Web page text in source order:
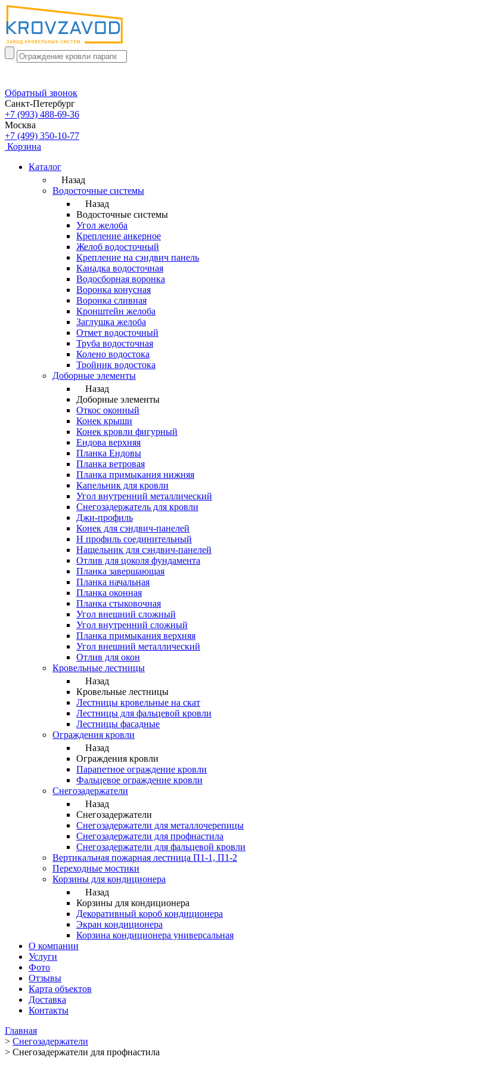
Обратный звонок
Санкт-Петербург
+7 (993) 488-69-36
Москва
+7 (499) 350-10-77
Корзина
Каталог
Назад
Водосточные системы
Назад
Водосточные системы
Угол желоба
Крепление анкерное
Желоб водосточный
Крепление на сэндвич панель
Канадка водосточная
Водосборная воронка
Воронка конусная
Воронка сливная
Кронштейн желоба
Заглушка желоба
Отмет водосточный
Труба водосточная
Колено водостока
Тройник водостока
Доборные элементы
Назад
Доборные элементы
Откос оконный
Конек крыши
Конек кровли фигурный
Ендова верхняя
Планка Ендовы
Планка ветровая
Планка примыкания нижняя
Капельник для кровли
Угол внутренний металлический
Снегозадержатель для кровли
Джи-профиль
Конек для сэндвич-панелей
Н профиль соединительный
Нащельник для сэндвич-панелей
Отлив для цоколя фундамента
Планка завершающая
Планка начальная
Планка оконная
Планка стыковочная
Угол внешний сложный
Угол внутренний сложный
Планка примыкания верхняя
Угол внешний металлический
Отлив для окон
Кровельные лестницы
Назад
Кровельные лестницы
Лестницы кровельные на скат
Лестницы для фальцевой кровли
Лестницы фасадные
Ограждения кровли
Назад
Ограждения кровли
Парапетное ограждение кровли
Фальцевое ограждение кровли
Снегозадержатели
Назад
Снегозадержатели
Снегозадержатели для металлочерепицы
Снегозадержатели для профнастила
Снегозадержатели для фальцевой кровли
Вертикальная пожарная лестница П1-1, П1-2
Переходные мостики
Корзины для кондиционера
Назад
Корзины для кондиционера
Декоративный короб кондиционера
Экран кондиционера
Корзина кондиционера универсальная
О компании
Услуги
Фото
Отзывы
Карта объектов
Доставка
Контакты
Главная
> Снегозадержатели
> Снегозадержатели для профнастила